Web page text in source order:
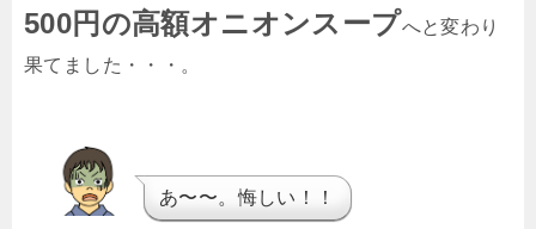
500円の高額オニオンスープへと変わり
果てました・・・。
あ〜〜。悔しい！！